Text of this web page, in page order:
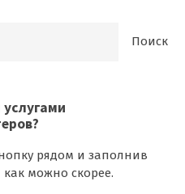
Поиск
услугами
?
рядом и заполнив
можно скорее.